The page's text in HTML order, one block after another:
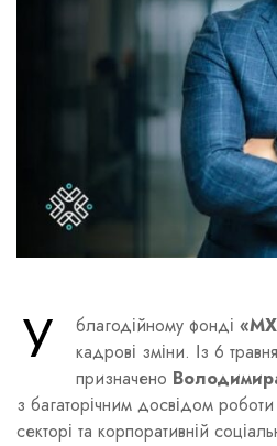
У благодійному фонді
кадрові зміни. Із 6
призначено
з багаторічним досвідом
секторі та корпоративній